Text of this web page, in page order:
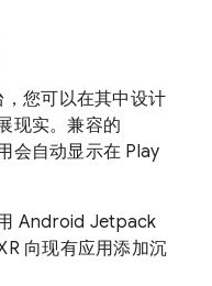
您可以在其中设计
现实。兼容的
会自动显示在 Play
Android Jetpack
向现有应用添加沉